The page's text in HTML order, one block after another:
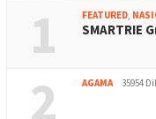
1 FEATURED,
SMARTRIE
2 AGAMA 35954